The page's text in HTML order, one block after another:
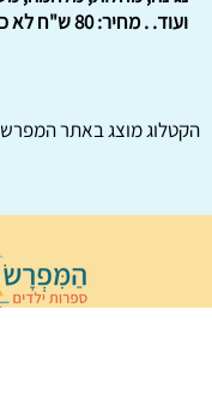
ועוד. . מחיר: 80 ש"ח לא כולל המשלוח. : : .
הקטלוג מוצג באתרהמפרש